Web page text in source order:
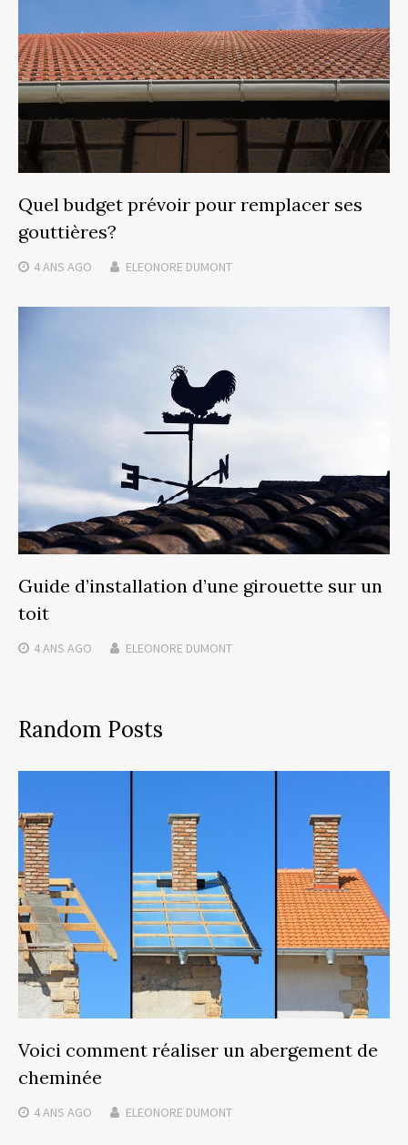
Quel budget prévoir pour remplacer ses
gouttières?
4 ANS AGO ELEONORE DUMONT
Guide d’installation d’une girouette sur un
toit
4 ANS AGO ELEONORE DUMONT
Random Posts
Voici comment réaliser un abergement de
cheminée
4 ANS AGO ELEONORE DUMONT